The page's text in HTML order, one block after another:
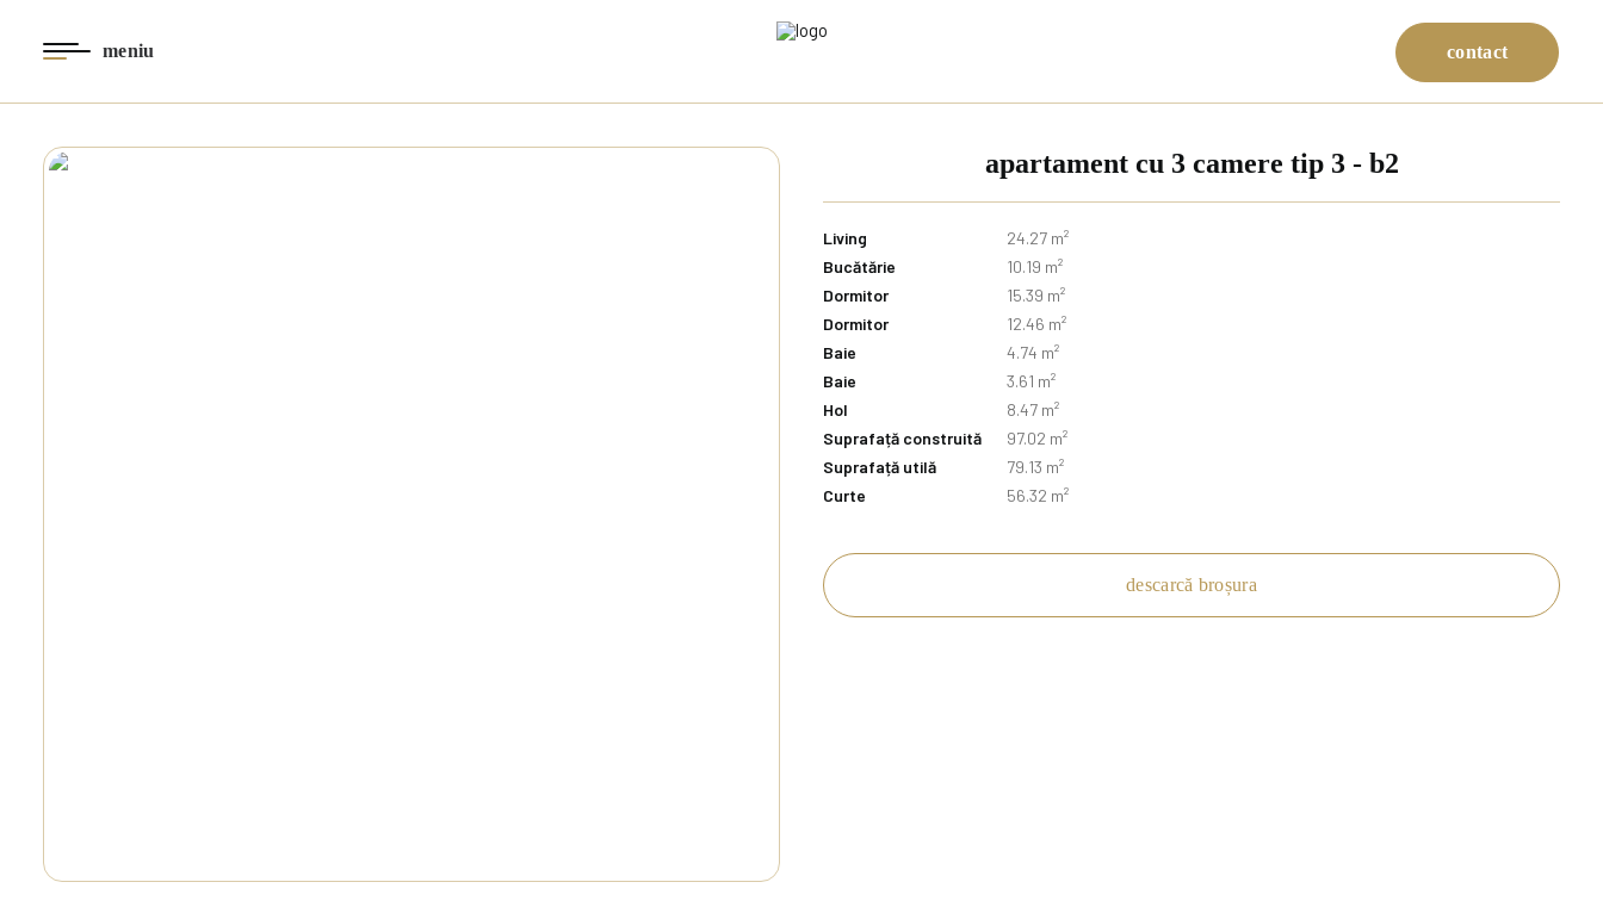
contact
apartament cu 3 camere tip 3 - b2
Living
24.27 m²
Bucătărie
10.19 m²
Dormitor
15.39 m²
Dormitor
12.46 m²
Baie
4.74 m²
Baie
3.61 m²
Hol
8.47 m²
Suprafață construită
97.02 m²
Suprafață utilă
79.13 m²
Curte
56.32 m²
descarcă broșura